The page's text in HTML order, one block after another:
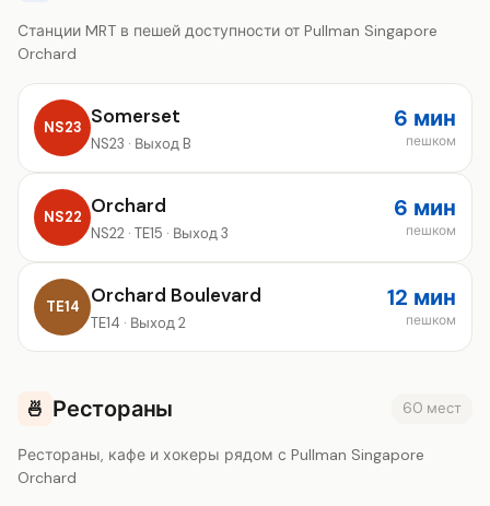
Станции MRT в пешей доступности от Pullman Singapore
Orchard
NS23 Somerset
NS23 · Выход B
6 мин
пешком
NS22 Orchard
NS22 · TE15 · Выход 3
6 мин
пешком
TE14 Orchard Boulevard
TE14 · Выход 2
12 мин
пешком
🍜 Рестораны 60 мест
Рестораны, кафе и хокеры рядом с Pullman Singapore
Orchard